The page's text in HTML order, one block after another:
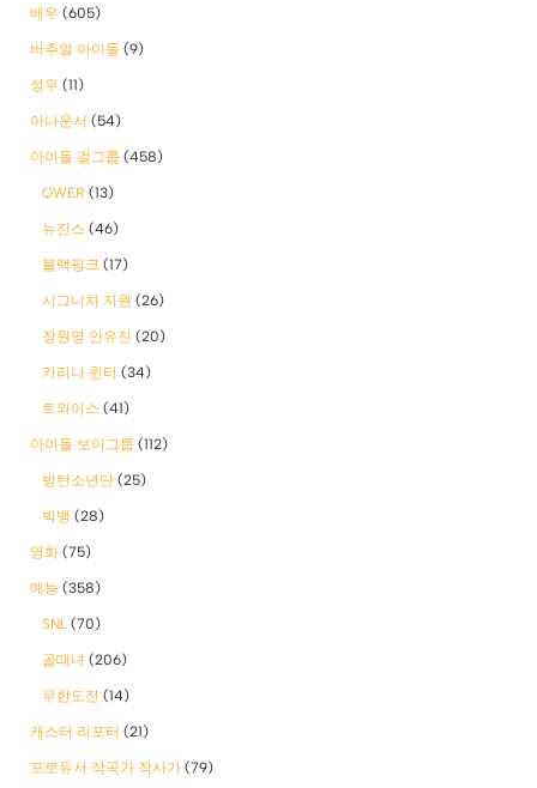
배우 (605)
버추얼 아이돌 (9)
성우 (11)
아나운서 (54)
아이돌 걸그룹 (458)
QWER (13)
뉴진스 (46)
블랙핑크 (17)
시그니처 지원 (26)
장원영 안유진 (20)
카리나 윈터 (34)
트와이스 (41)
아이돌 보이그룹 (112)
방탄소년단 (25)
빅뱅 (28)
영화 (75)
예능 (358)
SNL (70)
골때녀 (206)
무한도전 (14)
캐스터 리포터 (21)
프로듀서 작곡가 작사가 (79)